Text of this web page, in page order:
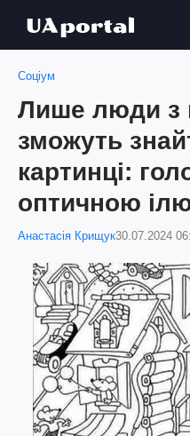
Соціум
Лише люди з
зможуть
картинці:
оптичною
Анастасія Крищук30.07.2024